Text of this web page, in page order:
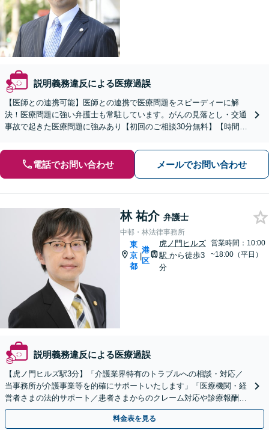
説明義務違反による医療過誤
【医師との連携可能】医師との連携で医療問題をスピーディーに解
決！医療問題に強い弁護士も常駐しています。がんの見落とし・交通
事故で起きた医療問題に強みあり【初回のご相談30分無料】【時間
電話でお問い合わせ メールでお問い合わせ
林 祐介 弁護士
中邨・林法律事務所
東
京
都
|
港
区
虎ノ門ヒルズ
駅 から徒歩3
分
営業時間：10:00
~18:00（平日）
説明義務違反による医療過誤
【虎ノ門ヒルズ駅3分】「介護業界特有のトラブルへの相談・対応／
当事務所が介護事業等を的確にサポートいたします」「医療機関・経
営者さまの法的サポート／患者さまからのクレーム対応や診療報酬未
払い、従業員とのトラブルなど【休日・夜間相談可】
料金表を見る